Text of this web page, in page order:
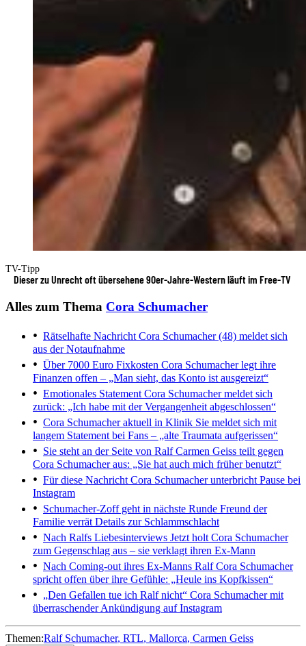
TV-Tipp
Dieser zu Unrecht oft übersehene 90er-Jahre-Western läuft im Free-TV
Alles zum Thema Cora Schumacher
Rätselhafte Nachricht Cora Schumacher (48) meldet sich
aus der Notaufnahme
Über 7000 Euro Fixkosten Cora Schumacher legt ihre
Finanzen offen – „Man sieht, das Konto ist ausgereizt“
Emotionales Statement Cora Schumacher meldet sich
zurück: „Ich habe mit der Vergangenheit abgeschlossen“
Cora Schumacher aktuell in Klinik Sie meldet sich mit
langem Statement bei Fans – „alte Traumata aufgerissen“
Sie steht an der Seite von RalfCarmen Geiss teilt gegen
Cora Schumacher aus: „Sie hat auch mich früher benutzt“
Für diese Nachricht Cora Schumacher unterbricht Pause bei
Instagram
Schumacher-Zoff geht in nächste Runde Freund der
Familie verrät Details zur Schlammschlacht
Nach Ralfs Liebesinterviews Jetzt holt Cora Schumacher
zum Gegenschlag aus – sie verklagt ihren Ex-Mann
Nach Coming-out ihres Ex-Manns RalfCora Schumacher
spricht offen über ihre Gefühle: „Heule ins Kopfkissen“
„Den Gefallen tue ich Ralf nicht“ Cora Schumacher mit
überraschender Ankündigung auf Instagram
Themen:Ralf Schumacher RTL Mallorca Carmen Geiss